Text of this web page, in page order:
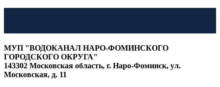
к
содержимому
МУП "ВОДОКАНАЛ НАРО-ФОМИНСКОГО
ГОРОДСКОГО ОКРУГА"
143302 Московская область, г. Наро-Фоминск, ул.
Московская, д. 11